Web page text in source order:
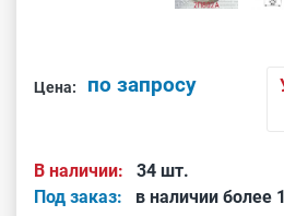
Цена: по запросу
В наличии:
34 шт.
Под заказ:
в наличии более